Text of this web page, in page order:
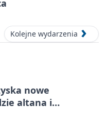
Kolejne wydarzenia
nowe
altana i